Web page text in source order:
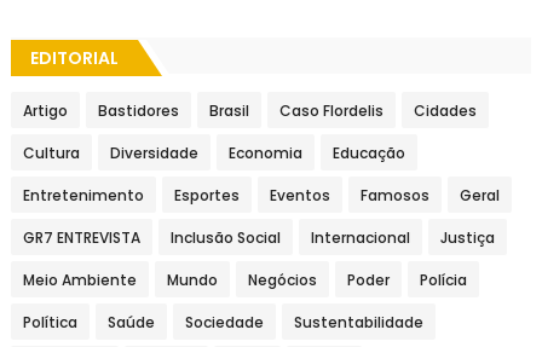
EDITORIAL
Artigo Bastidores Brasil Caso Flordelis Cidades
Cultura Diversidade Economia Educação
Entretenimento Esportes Eventos Famosos Geral
GR7 ENTREVISTA Inclusão Social Internacional Justiça
Meio Ambiente Mundo Negócios Poder Polícia
Política Saúde Sociedade Sustentabilidade